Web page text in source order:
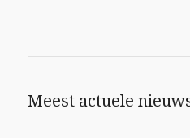
Meest actuele